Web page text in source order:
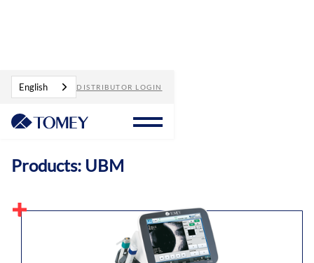
English DISTRIBUTOR LOGIN
Products UBM
Products: UBM